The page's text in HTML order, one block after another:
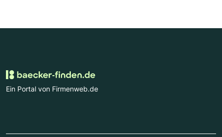
Ein Portal von Firmenweb.de